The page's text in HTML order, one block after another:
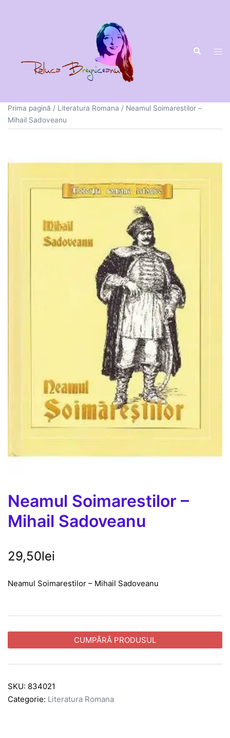
Prima pagină / Literatura Romana / Neamul Soimarestilor –
Mihail Sadoveanu
Neamul Soimarestilor –
Mihail Sadoveanu
29,50lei
Neamul Soimarestilor – Mihail Sadoveanu
CUMPĂRĂ PRODUSUL
SKU: 834021
Categorie: Literatura Romana